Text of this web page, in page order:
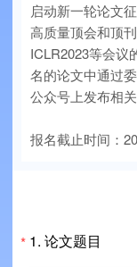
启动新一轮论文
高质量顶会和顶
ICLR2023等会议
名的论文中通过
公众号上发布相关
报名截止时间：
* 1. 论文题目